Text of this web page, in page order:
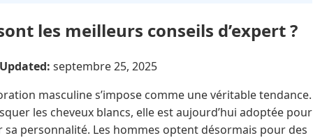
les meilleurs conseils d’expert ?
Updated: septembre 25, 2025
masculine s’impose comme une véritable tendance.
les cheveux blancs, elle est aujourd’hui adoptée pour
personnalité. Les hommes optent désormais pour des